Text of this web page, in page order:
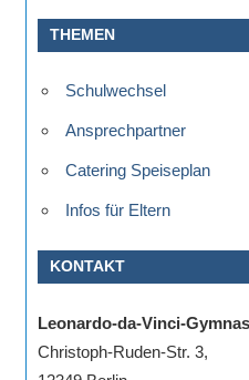
den
Aktivitäten
Schule.
Mathematik-
oder
Sportwettkampf,
Musik-
oder
THEMEN
Schulwechsel
Ansprechpartner
Catering Speiseplan
Infos für Eltern
KONTAKT
Leonardo-da-Vinci-
Christoph-Ruden-Str. 3,